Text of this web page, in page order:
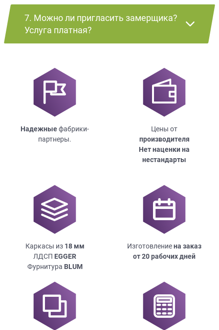
7. Можно ли пригласить замерщика?
Услуга платная?
Надежныефабрики-
партнеры.
Цены от
производителя
Нет наценки на
нестандарты
Каркасы из 18мм
ЛДСП EGGER
Фурнитура BLUM
Изготовлениена заказ
от 20 рабочих дней